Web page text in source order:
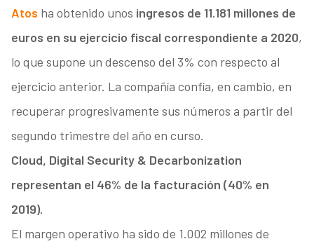
Atos ha obtenido unos ingresos de 11.181 millones de
euros en su ejercicio fiscal correspondiente a 2020,
lo que supone un descenso del 3% con respecto al
ejercicio anterior. La compañía confía, en cambio, en
recuperar progresivamente sus números a partir del
segundo trimestre del año en curso.
Cloud, Digital Security & Decarbonization
representan el 46% de la facturación (40% en
2019).
El margen operativo ha sido de 1.002 millones de